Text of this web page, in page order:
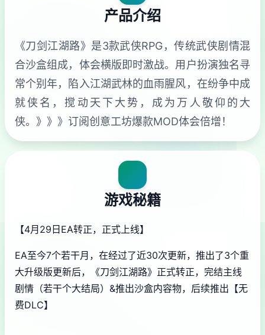
产品介绍
《刀剑江湖路》是3款武侠RPG，传统武侠剧情混
合沙盒组成，体会横版即时激战。用户扮演独名寻
常个别年，陷入江湖武林的血雨腥风，在纷争中成
就侠名，搅动天下大势，成为万人敬仰的大
侠。》》》订阅创意工坊爆款MOD体会倍增！
游戏秘籍
【4月29日EA转正，正式上线】
EA至今7个若干月，在经过了近30次更新，推出了3个重
大升级版更新后，《刀剑江湖路》正式转正，完结主线
剧情（若干个大结局）&推出沙盒内容物，后续推出【无
费DLC】